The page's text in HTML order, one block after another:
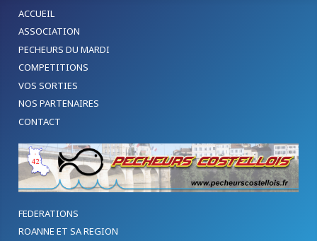
ACCUEIL
ASSOCIATION
PECHEURS DU MARDI
COMPETITIONS
VOS SORTIES
NOS PARTENAIRES
CONTACT
FEDERATIONS
ROANNE ET SA REGION